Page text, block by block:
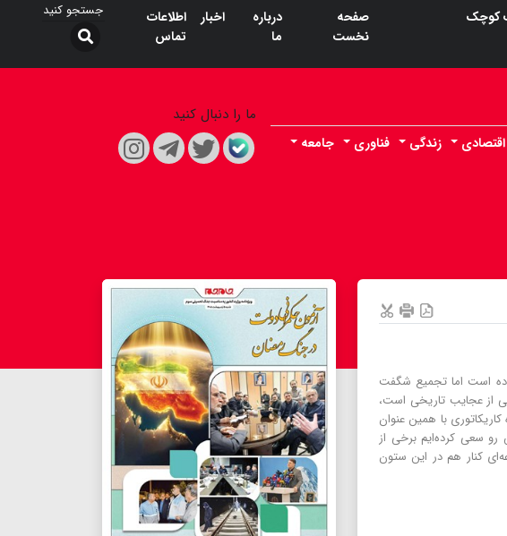
کوچک
صفحه
نخست
درباره
ما
اخبار
اطلاعات
تماس
اقتصادی زندگی فناوری
جامعه
ما را دنبال کنید
است اما تجمیع شگفت
از عجایب تاریخی است،
با همین عنوان
شکل بگیرد. در ۱۰روز پیش رو سعی کرده‌ایم برخی از
کنار هم در این ستون